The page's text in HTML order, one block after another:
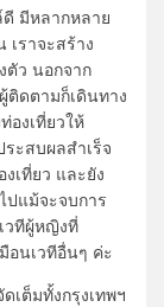
มีหลากหลาย
ราจะสร้าง
ตัว นอกจาก
ติดตามก็เดินทาง
องเที่ยวให้
ะสบผลสำเร็จ
เที่ยว และยัง
ปแม้จะจบการ
วทีผู้หญิงที่
อนเวทีอื่นๆ ค่ะ
เต็มทั้งกรุงเทพฯ